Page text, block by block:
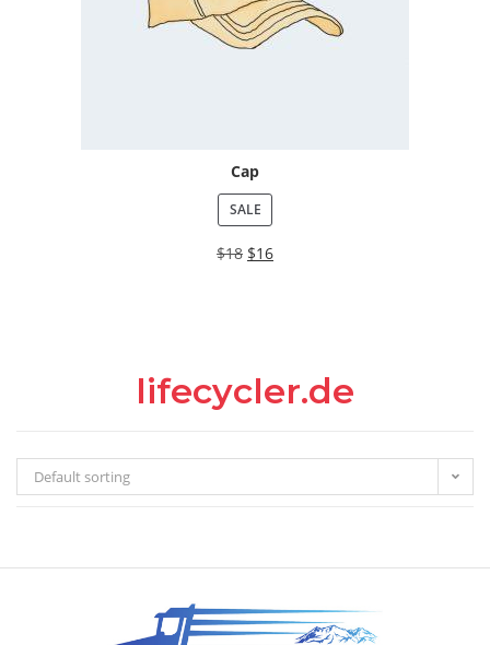
Cap
SALE
$18 $16
lifecycler.de
Default sorting